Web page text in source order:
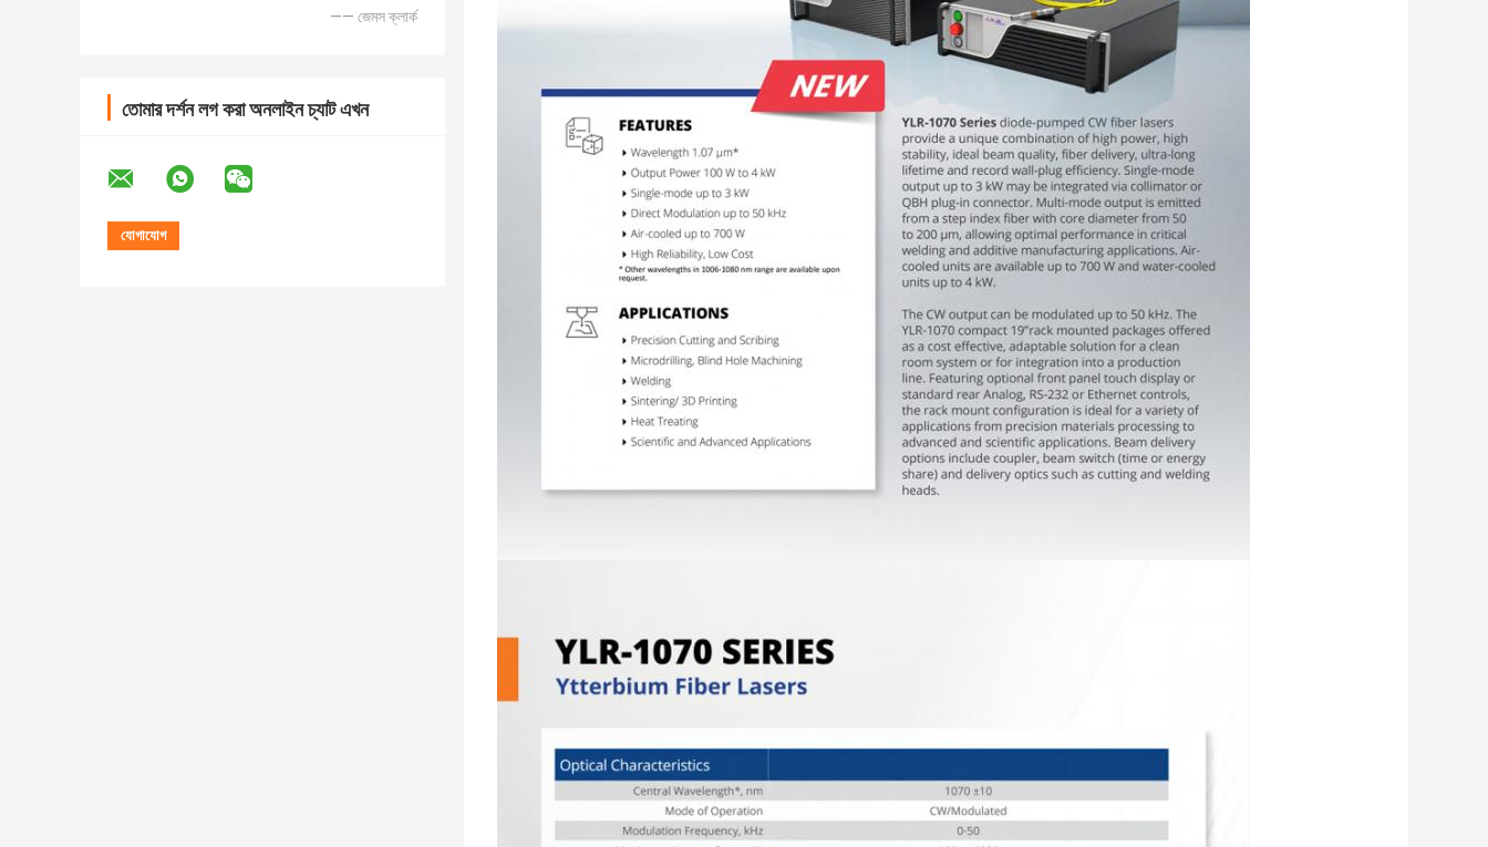
—— জেমস ক্লার্ক
তোমার দর্শন লগ করা অনলাইন চ্যাট এখন